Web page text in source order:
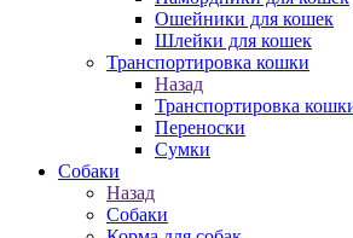
Ошейники для кошек
Шлейки для кошек
Транспортировка кошки
Назад
Транспортировка
Переноски
Сумки
Собаки
Назад
Собаки